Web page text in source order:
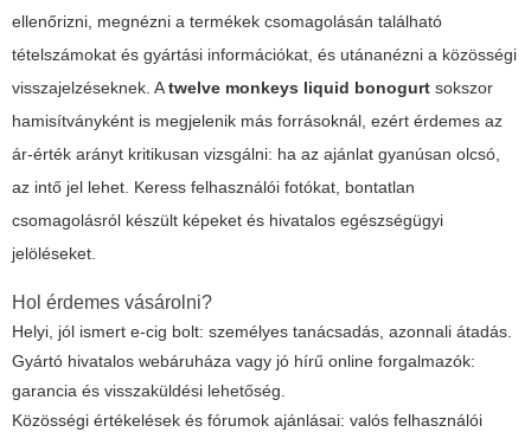
ellenőrizni, megnézni a termékek csomagolásán található
tételszámokat és gyártási információkat, és utánanézni a közösségi
visszajelzéseknek. Atwelve monkeys liquid bonogurt sokszor
hamisítványként is megjelenik más forrásoknál, ezért érdemes az
ár-érték arányt kritikusan vizsgálni: ha az ajánlat gyanúsan olcsó,
az intő jel lehet. Keress felhasználói fotókat, bontatlan
csomagolásról készült képeket és hivatalos egészségügyi
jelöléseket.
Hol érdemes vásárolni?
Helyi, jól ismert e-cig bolt: személyes tanácsadás, azonnali átadás.
Gyártó hivatalos webáruháza vagy jó hírű online forgalmazók:
garancia és visszaküldési lehetőség.
Közösségi értékelések és fórumok ajánlásai: valós felhasználói